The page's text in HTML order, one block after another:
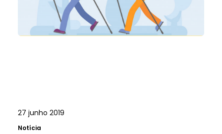
27 junho 2019
Notícia